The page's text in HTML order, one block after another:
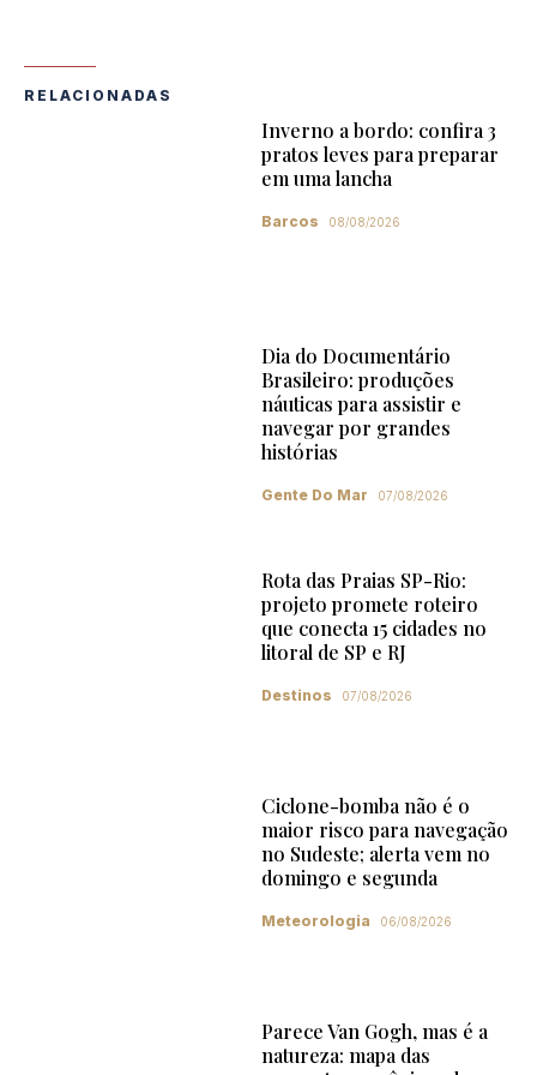
RELACIONADAS
Inverno a bordo: confira 3
pratos leves para preparar
em uma lancha
Barcos 08/08/2026
Dia do Documentário
Brasileiro: produções
náuticas para assistir e
navegar por grandes
histórias
Gente Do Mar 07/08/2026
Rota das Praias SP-Rio:
projeto promete roteiro
que conecta 15 cidades no
litoral de SP e RJ
Destinos 07/08/2026
Ciclone-bomba não é o
maior risco para navegação
no Sudeste; alerta vem no
domingo e segunda
Meteorologia 06/08/2026
Parece Van Gogh, mas é a
natureza: mapa das